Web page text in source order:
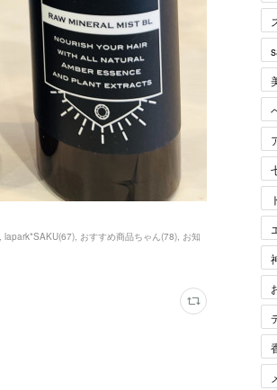
lapark*SAKU(67) おすすめ商品ちゃん (78) お知